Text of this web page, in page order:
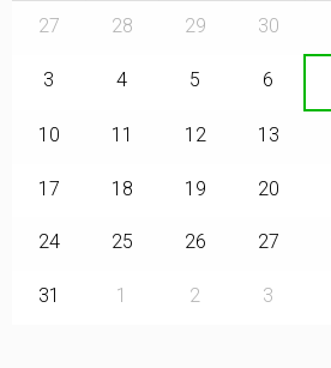
27
28 29 30
3 4 5 6
10 11 12 13
17 18 19 20
24 25 26 27
31 1 2 3